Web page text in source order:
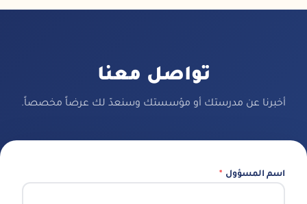
تواصل معنا
أخبرنا عن مدرستك أو مؤسستك وسنعدّ لك عرضاً مخصصاً.
اسم المسؤول *